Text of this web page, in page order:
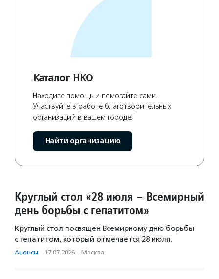
Каталог НКО
Находите помощь и помогайте сами.
Участвуйте в работе благотворительных
организаций в вашем городе.
Найти организацию
Круглый стол «28 июля – Всемирный
день борьбы с гепатитом»
Круглый стол посвящен Всемирному дню борьбы
с гепатитом, который отмечается 28 июля.
Анонсы · 17.07.2026 · Москва